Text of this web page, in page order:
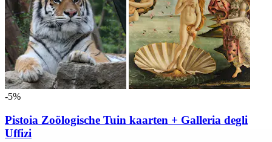
-5%
Pistoia Zoölogische Tuin kaarten + Galleria degli
Uffizi